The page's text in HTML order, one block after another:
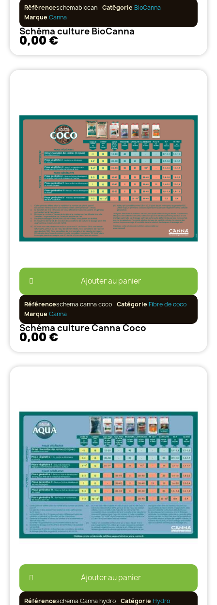
Référenceschemabiocan Catégorie BioCanna
Marque Canna
Schéma culture BioCanna
0,00 €
Ajouter au panier
Référenceschema canna coco Catégorie Fibre de coco
Marque Canna
Schéma culture Canna Coco
0,00 €
Ajouter au panier
Référenceschema Canna hydro Catégorie Hydro